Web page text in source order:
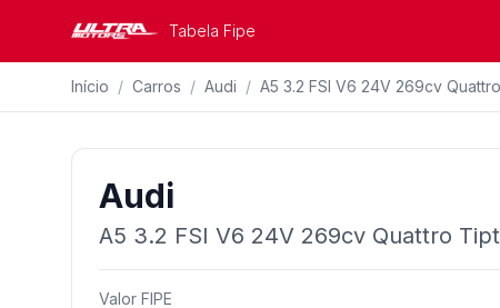
Tabela Fipe
Início / Carros / Audi / A5 3.2 FSI V6 24V 269cv
Audi
A5 3.2 FSI V6 24V 269cv Quattro
Valor FIPE